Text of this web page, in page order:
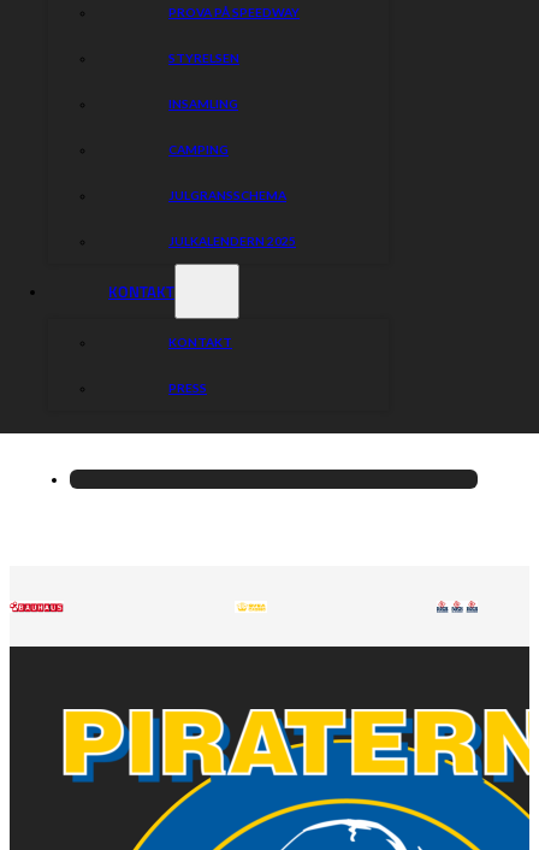
PROVA PÅ SPEEDWAY
STYRELSEN
INSAMLING
CAMPING
JULGRANSSCHEMA
JULKALENDERN 2025
KONTAKT
KONTAKT
PRESS